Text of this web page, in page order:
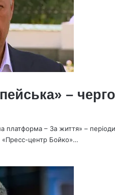
–
платформа – За життя» –
«Пресс-центр Бойко»…